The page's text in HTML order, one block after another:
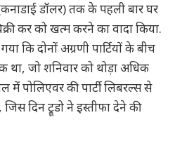
डॉलर) तक के पहली बार घर
कर को खत्म करने का वादा किया.
कि दोनों अग्रणी पार्टियों के बीच
जो शनिवार को थोड़ा अधिक
पोलिएवर की पार्टी लिबरल्स से
दिन ट्रूडो ने इस्तीफा देने की